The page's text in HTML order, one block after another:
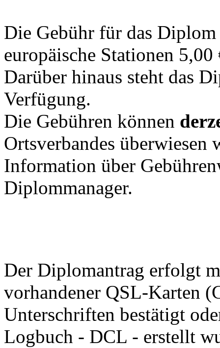
Die Gebühr für das
europäische Stationen
Darüber hinaus steht das
Verfügung.
Die Gebühren können
Ortsverbandes überwiesen
Information über
Diplommanager.
Der Diplomantrag erfolgt
vorhandener QSL-Karten
Unterschriften bestätigt
Logbuch - DCL - erstellt